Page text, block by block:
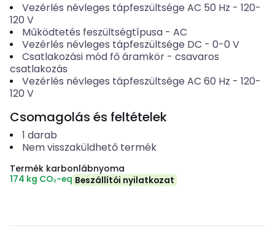
Vezérlés névleges tápfeszültsége AC 50 Hz - 120-
120 V
Működtetés feszültségtípusa- AC
Vezérlés névleges tápfeszültsége DC - 0-0 V
Csatlakozási mód fő áramkör- csavaros
csatlakozás
Vezérlés névleges tápfeszültsége AC 60 Hz - 120-
120 V
Csomagolás és feltételek
1 darab
Nem visszaküldhető termék
Termék karbonlábnyoma
174 kg CO₂-eq Beszállítói nyilatkozat